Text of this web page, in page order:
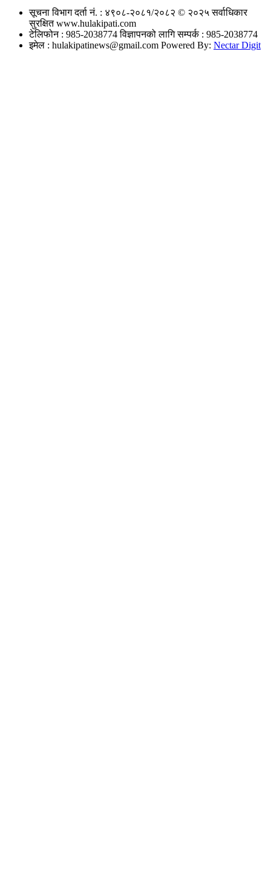
सूचना विभाग दर्ता नं. : ४९०८-२०८१/२०८२ © २०२५ सर्वाधिकार
सुरक्षित www.hulakipati.com
टेलिफोन : 985-2038774विज्ञापनको लागि सम्पर्क : 985-2038774
इमेल : hulakipatinews@gmail.com Powered By: Nectar Digit